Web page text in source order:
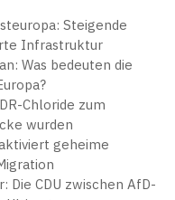
Steigende
Infrastruktur
Was bedeuten die
Chloride zum
wurden
geheime
Die CDU zwischen AfD-